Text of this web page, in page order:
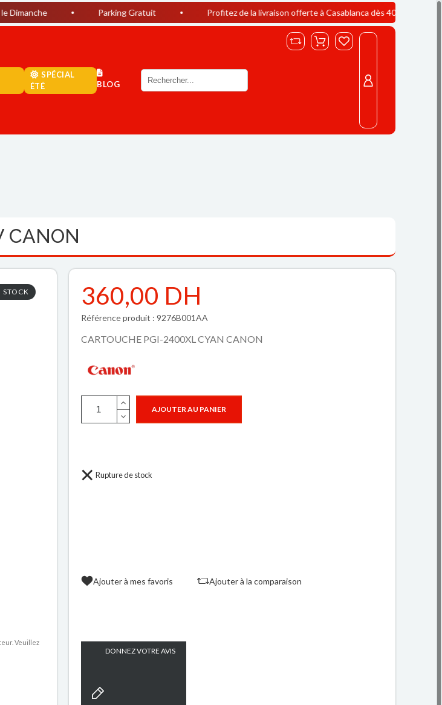
Parking Gratuit Profitez de la livraison offerte à Casablanca dès 400 DH d’achat !
SPÉCIAL
ÉTÉ
BLOG
CANON
STOCK
Veuillez
360,00 DH
Référence produit : 9276B001AA
CARTOUCHE PGI-2400XL CYAN CANON
AJOUTER AU PANIER
Rupture de stock
Ajouter à mes favoris Ajouter à la comparaison
DONNEZ VOTRE AVIS